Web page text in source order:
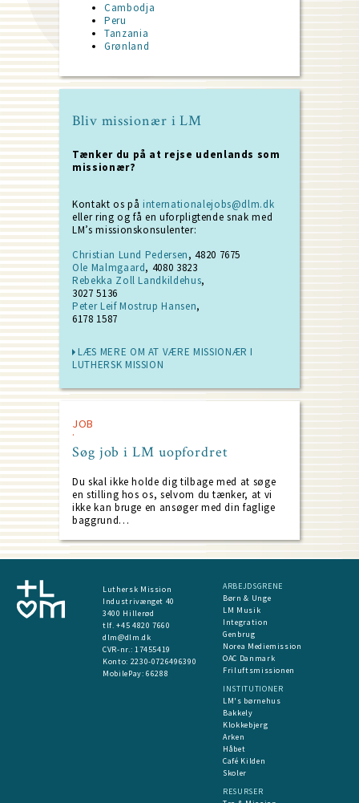
Cambodja
Peru
Tanzania
Grønland
Bliv missionær i LM
Tænker du på at rejse udenlands som
missionær?
Kontakt os påinternationalejobs@dlm.dk
eller ring og få en uforpligtende snak med
LM’s missionskonsulenter:
Christian Lund Pedersen, 4820 7675
Ole Malmgaard, 4080 3823
Rebekka Zoll Landkildehus,
3027 5136
Peter Leif Mostrup Hansen,
6178 1587
LÆS MERE OM AT VÆRE MISSIONÆR I
LUTHERSK MISSION
JOB
Søg job i LM uopfordret
Du skal ikke holde dig tilbage med at søge
en stilling hos os, selvom du tænker, at vi
ikke kan bruge en ansøger med din faglige
baggrund…
Luthersk Mission
Industrivænget 40
3400 Hillerød
tlf. +45 4820 7660
dlm@dlm.dk
CVR-nr.: 17455419
​Konto: 2230-0726496390
MobilePay:66288
ARBEJDSGRENE
Børn & Unge
LM Musik
Integration
Genbrug
Norea Mediemission
OAC Danmark
Friluftsmissionen
INSTITUTIONER
LM's børnehus
Bakkely
Klokkebjerg
Arken
Håbet
Café Kilden
Skoler
RESURSER